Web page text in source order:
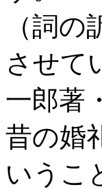
（詞
させて
一郎著
昔の婚
いうこ